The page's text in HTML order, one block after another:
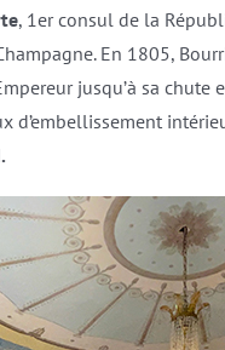
, 1er consul de la
En 1805,
jusqu’à sa chute